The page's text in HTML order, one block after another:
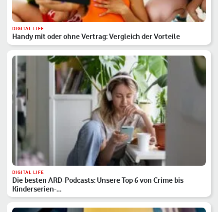
DIGITAL LIFE
Handy mit oder ohne Vertrag: Vergleich der Vorteile
DIGITAL LIFE
Die besten ARD-Podcasts: Unsere Top 6 von Crime bis
Kinderserien-…